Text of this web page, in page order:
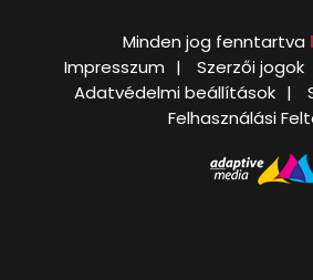
Minden jog fenntartva
Impresszum
Szerzői jogok
Adatvédelmi beállítások
Felhasználási